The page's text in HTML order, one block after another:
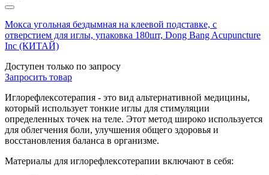
Мокса угольная бездымная на клеевой подставке, с
отверстием для иглы, упаковка 180шт, Dong Bang Acupuncture
Inc (КИТАЙ)
Доступен только по запросу
Запросить товар
Иглорефлексотерапия - это вид альтернативной медицины,
который использует тонкие иглы для стимуляции
определенных точек на теле. Этот метод широко используется
для облегчения боли, улучшения общего здоровья и
восстановления баланса в организме.
Материалы для иглорефлексотерапии включают в себя: